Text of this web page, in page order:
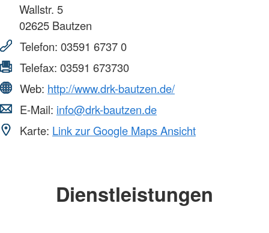
Wallstr. 5
02625 Bautzen
Telefon: 03591 6737 0
Telefax: 03591 673730
Web: http://www.drk-bautzen.de/
E-Mail: info@drk-bautzen.de
Karte: Link zur Google Maps Ansicht
Dienstleistungen